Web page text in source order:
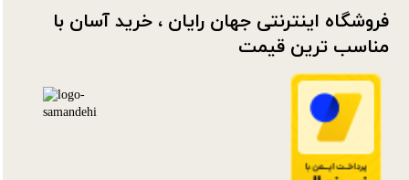
فروشگاه اینترنتی جهان رایان ، خرید آسان با
مناسب ترین قیمت​​​​​​​